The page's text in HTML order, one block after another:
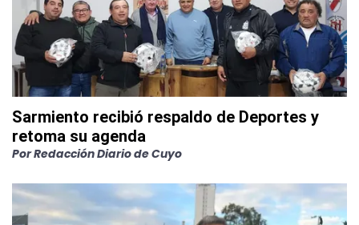
Sarmiento recibió respaldo de Deportes y
retoma su agenda
PorRedacción Diario de Cuyo